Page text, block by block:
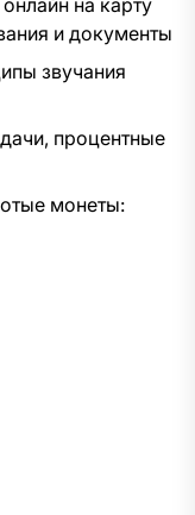
на карту
и документы
звучания
процентные
монеты: